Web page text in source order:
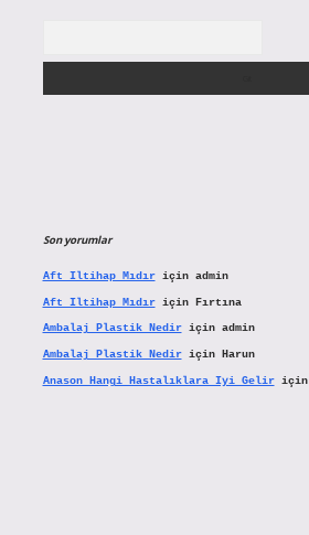
Son yorumlar
Aft Iltihap Mıdıriçin admin
Aft Iltihap Mıdıriçin Fırtına
Ambalaj Plastik Nediriçin admin
Ambalaj Plastik Nediriçin Harun
Anason Hangi Hastalıklara Iyi Geliriçin